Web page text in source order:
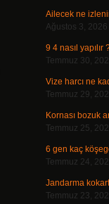
Ailecek ne
Ağustos 3, 2026
9 4 nasıl yapılır
Temmuz 30,
Vize harcı ne
Temmuz 29,
Kornası bozuk
Temmuz 25,
6 gen kaç
Temmuz 24,
Jandarma
Temmuz 23,